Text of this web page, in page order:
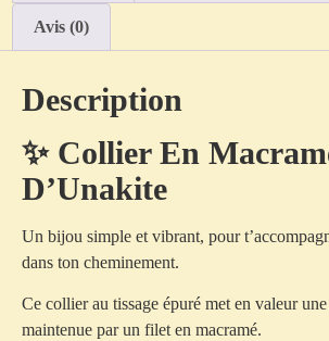
Avis (0)
Description
✨ Collier En
D’Unakite
Un bijou simple et vibrant, pour
dans ton cheminement.
Ce collier au tissage épuré met en valeur
maintenue par un filet en macramé.